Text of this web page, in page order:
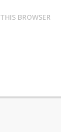
BROWSER